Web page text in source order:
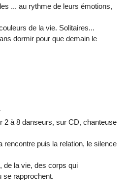
... au rythme de leurs émotions,
de la vie. Solitaires...
dormir pour que demain le
2 à 8 danseurs, sur CD, chanteuse
rencontre puis la relation, le silence
de la vie, des corps qui
se rapprochent.